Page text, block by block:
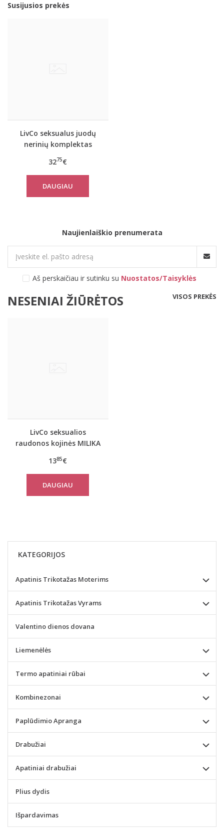
Susijusios prekės
LivCo seksualus juodų
nerinių komplektas
3275€
DAUGIAU
Naujienlaiškio prenumerata
Aš perskaičiau ir sutinku su Nuostatos/Taisyklės
NESENIAI ŽIŪRĖTOS VISOS PREKĖS
LivCo seksualios
raudonos kojinės MILIKA
1385€
DAUGIAU
KATEGORIJOS
Apatinis Trikotažas Moterims
Apatinis Trikotažas Vyrams
Valentino dienos dovana
Liemenėlės
Termo apatiniai rūbai
Kombinezonai
Paplūdimio Apranga
Drabužiai
Apatiniai drabužiai
Plius dydis
Išpardavimas